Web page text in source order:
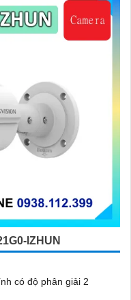
IZHUN
có độ phân giải 2